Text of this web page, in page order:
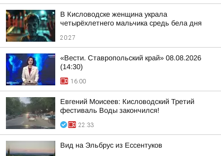
В Кисловодске женщина украла
четырёхлетнего мальчика средь бела дня
20:27
«Вести. Ставропольский край» 08.08.2026
(14:30)
16:00
Евгений Моисеев: Кисловодский Третий
фестиваль Воды закончился!
22:33
Вид на Эльбрус из Ессентуков